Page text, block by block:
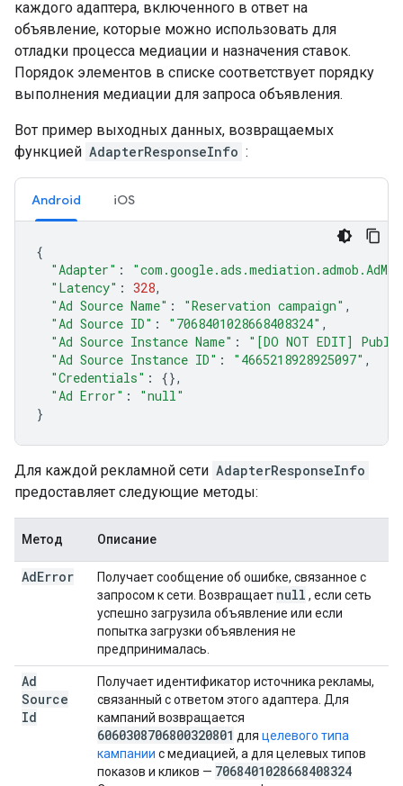
каждого адаптера, включенного в ответ на
объявление, которые можно использовать для
отладки процесса медиации и назначения ставок.
Порядок элементов в списке соответствует порядку
выполнения медиации для запроса объявления.
Вот пример выходных данных, возвращаемых
функцией AdapterResponseInfo :
Android iOS
{
"Adapter" :
"Latency" : 328,
"Ad Source Name" : "Reservation campaign" ,
"Ad Source ID" : "7068401028668408324" ,
"Ad Source Instance Name" :
"[DO NOT EDIT]
"Ad Source Instance ID" : "4665218928925097" ,
"Credentials" :
{},
"Ad Error" :
"null"
}
Для каждой рекламной сети AdapterResponseInfo
предоставляет следующие методы:
Метод Описание
AdError
Получает сообщение об ошибке, связанное с
запросом к сети. Возвращает null , если сеть
успешно загрузила объявление или если
попытка загрузки объявления не
предпринималась.
Ad
Source
Id
Получает идентификатор источника рекламы,
связанный с ответом этого адаптера. Для
кампаний возвращается
6060308706800320801 для целевого типа
кампании с медиацией, а для целевых типов
показов и кликов — 7068401028668408324